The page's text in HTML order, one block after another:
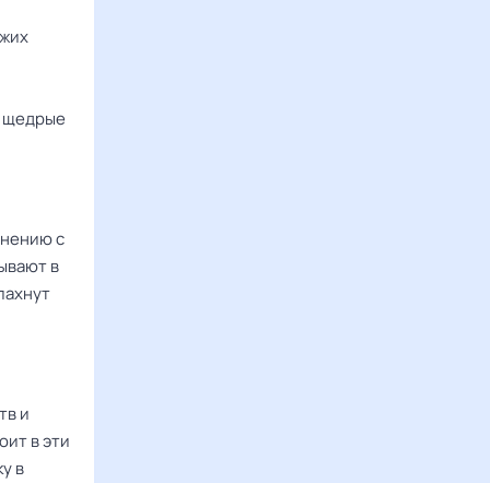
щедрые
с
в
и
в эти
в